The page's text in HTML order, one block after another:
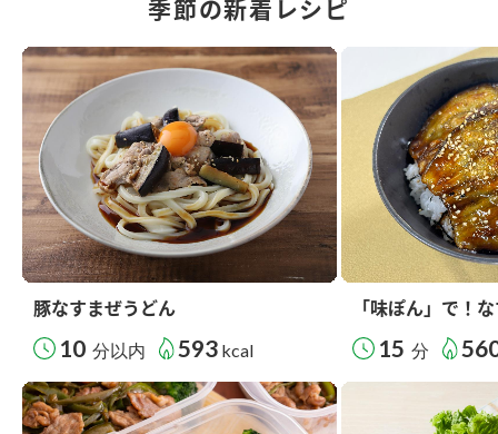
季節の新着レシピ
豚なすまぜうどん
10 分以内 593 kcal
「味ぽん」で！
15 分